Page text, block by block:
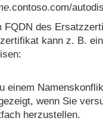
.contoso.com/
FQDN des
kann z. B.
einem
wenn Sie
herzustellen.